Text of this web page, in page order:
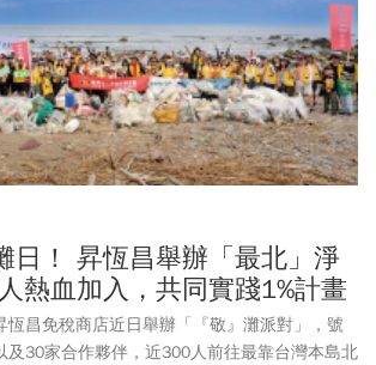
日！ 昇恆昌舉辦「最北」淨
熱血加入，共同實踐1%計畫
恆昌免稅商店近日舉辦「『敬』灘派對」，號
及30家合作夥伴，近300人前往最靠台灣本島北